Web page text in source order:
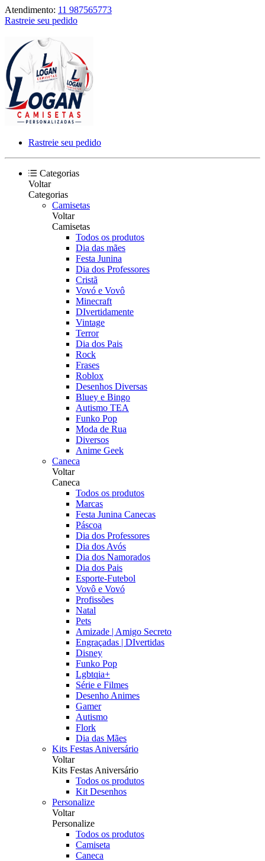
Atendimento: 11 987565773
Rastreie seu pedido
Rastreie seu pedido
Categorias
Voltar
Categorias
Camisetas
Voltar
Camisetas
Todos os produtos
Dia das mães
Festa Junina
Dia dos Professores
Cristã
Vovó e Vovô
Minecraft
DIvertidamente
Vintage
Terror
Dia dos Pais
Rock
Frases
Roblox
Desenhos Diversas
Bluey e Bingo
Autismo TEA
Funko Pop
Moda de Rua
Diversos
Anime Geek
Caneca
Voltar
Caneca
Todos os produtos
Marcas
Festa Junina Canecas
Páscoa
Dia dos Professores
Dia dos Avós
Dia dos Namorados
Dia dos Pais
Esporte-Futebol
Vovô e Vovó
Profissões
Natal
Pets
Amizade | Amigo Secreto
Engraçadas | DIvertidas
Disney
Funko Pop
Lgbtqia+
Série e Filmes
Desenho Animes
Gamer
Autismo
Flork
Dia das Mães
Kits Festas Aniversário
Voltar
Kits Festas Aniversário
Todos os produtos
Kit Desenhos
Personalize
Voltar
Personalize
Todos os produtos
Camiseta
Caneca